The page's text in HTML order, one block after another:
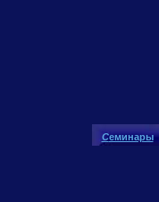
Семинары